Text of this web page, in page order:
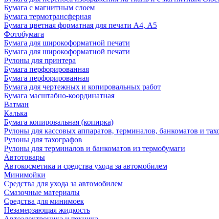
Бумага с магнитным слоем
Бумага термотрансферная
Бумага цветная форматная для печати А4, А5
Фотобумага
Бумага для широкоформатной печати
Бумага для широкоформатной печати
Рулоны для принтера
Бумага перфорированная
Бумага перфорированная
Бумага для чертежных и копировальных работ
Бумага масштабно-координатная
Ватман
Калька
Бумага копировальная (копирка)
Рулоны для кассовых аппаратов, терминалов, банкоматов и
Рулоны для тахографов
Рулоны для терминалов и банкоматов из термобумаги
Автотовары
Автокосметика и средства ухода за автомобилем
Минимойки
Средства для ухода за автомобилем
Смазочные материалы
Средства для минимоек
Незамерзающая жидкость